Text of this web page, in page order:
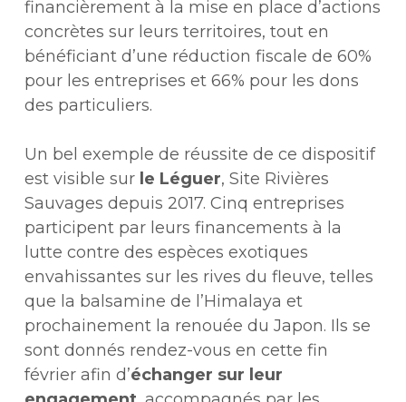
financièrement à la mise en place d’actions
concrètes sur leurs territoires, tout en
bénéficiant d’une réduction fiscale de 60%
pour les entreprises et 66% pour les dons
des particuliers.
Un bel exemple de réussite de ce dispositif
est visible sur le Léguer, Site Rivières
Sauvages depuis 2017. Cinq entreprises
participent par leurs financements à la
lutte contre des espèces exotiques
envahissantes sur les rives du fleuve, telles
que la balsamine de l’Himalaya et
prochainement la renouée du Japon. Ils se
sont donnés rendez-vous en cette fin
février afin d’échanger sur leur